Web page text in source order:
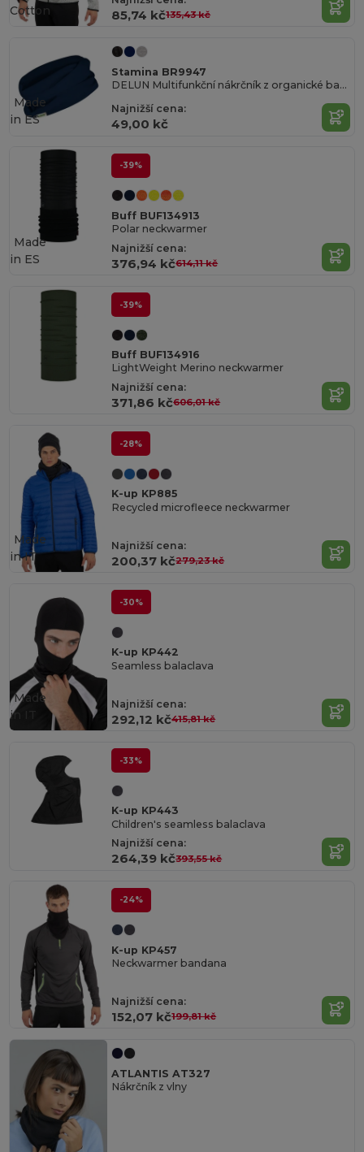
85,74 kč135,43 kč
Cotton
Stamina BR9947
DELUN Multifunkční nákrčník z organické bavlny o gramáži 150 g/m²
Najnižší cena:
49,00 kč
Made
in ES
-39%
Buff BUF134913
Polar neckwarmer
Najnižší cena:
376,94 kč614,11 kč
Made
in ES
-39%
Buff BUF134916
LightWeight Merino neckwarmer
Najnižší cena:
371,86 kč606,01 kč
-28%
K-up KP885
Recycled microfleece neckwarmer
Najnižší cena:
200,37 kč279,23 kč
Made
in IT
-30%
K-up KP442
Seamless balaclava
Najnižší cena:
292,12 kč415,81 kč
Made
in
-33%
K-up KP443
Children's seamless balaclava
Najnižší cena:
264,39 kč393,55 kč
-24%
K-up KP457
Neckwarmer bandana
Najnižší cena:
152,07 kč199,81 kč
ATLANTIS AT327
Nákrčník z vlny